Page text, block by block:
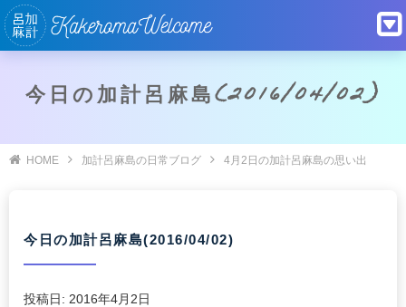
今日の加計呂麻島(2016/04/02)
HOME 加計呂麻島の日常ブログ 4月2日の加計呂麻島の思い出
今日の加計呂麻島(2016/04/02)
投稿日: 2016年4月2日